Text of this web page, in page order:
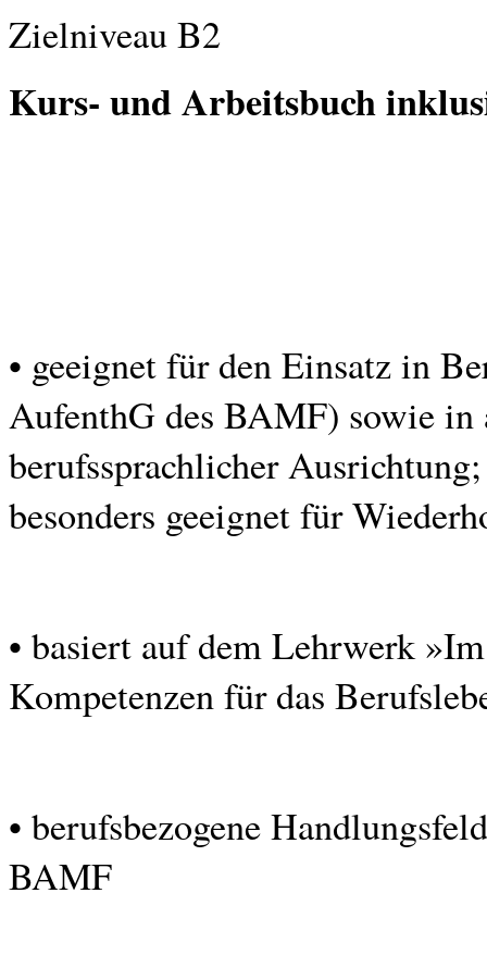
Zielniveau B2
Kurs- und Arbeitsbuch
• geeignet für den Einsatz in
AufenthG des BAMF) sowie
berufssprachlicher
besonders geeignet für
• basiert auf dem Lehrwerk
Kompetenzen für das
• berufsbezogene
BAMF